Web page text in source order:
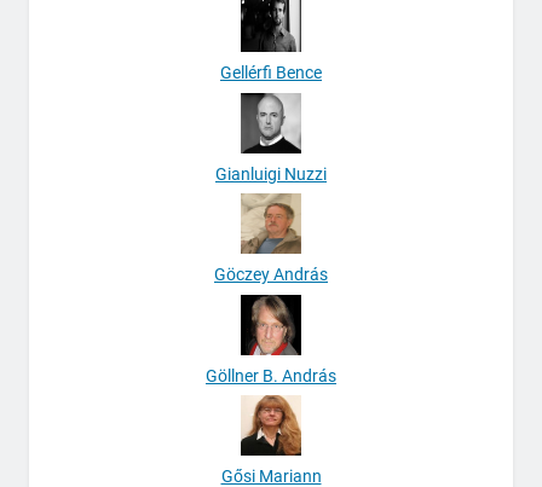
Gellérfi Bence
Gianluigi Nuzzi
Göczey András
Göllner B. András
Gősi Mariann